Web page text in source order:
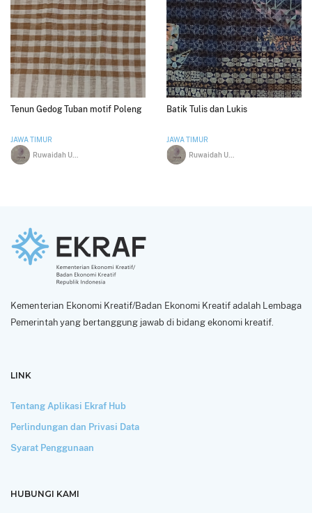
Tenun Gedog Tuban motif Poleng
JAWA TIMUR
Batik Tulis dan Lukis
JAWA TIMUR
Kementerian Ekonomi Kreatif/Badan Ekonomi Kreatif adalah Lembaga
Pemerintah yang bertanggung jawab di bidang ekonomi kreatif.
LINK
Tentang Aplikasi Ekraf Hub
Perlindungan dan Privasi Data
Syarat Penggunaan
HUBUNGI KAMI